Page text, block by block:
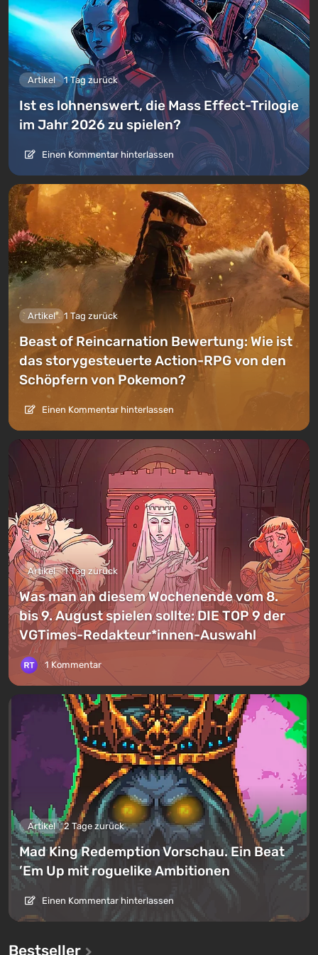
Artikel 1 Tag zurück
Ist es lohnenswert, die Mass Effect-Trilogie
im Jahr 2026 zu spielen?
Einen Kommentar hinterlassen
Artikel 1 Tag zurück
Beast of Reincarnation Bewertung: Wie ist
das storygesteuerte Action-RPG von den
Schöpfern von Pokemon?
Einen Kommentar hinterlassen
Artikel 1 Tag zurück
Was man an diesem Wochenende vom 8.
bis 9. August spielen sollte: DIE TOP 9 der
VGTimes-Redakteur*innen-Auswahl
1 Kommentar
Artikel 2 Tage zurück
Mad King Redemption Vorschau. Ein Beat
’Em Up mit roguelike Ambitionen
Einen Kommentar hinterlassen
Bestseller